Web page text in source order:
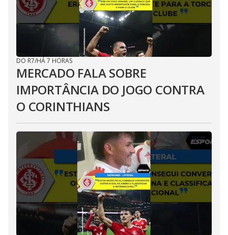
DO R7/HÁ 7 HORAS
MERCADO FALA SOBRE
IMPORTÂNCIA DO JOGO CONTRA
O CORINTHIANS